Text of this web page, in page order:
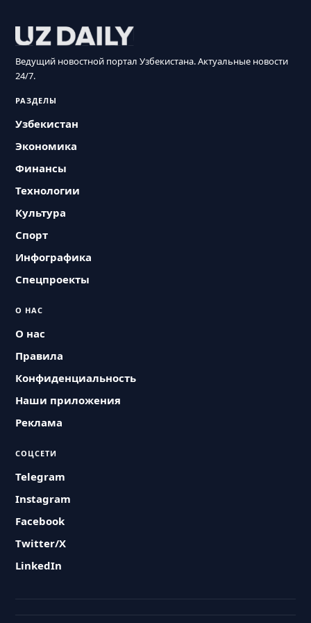
Ведущий новостной портал Узбекистана. Актуальные новости
24/7.
РАЗДЕЛЫ
Узбекистан
Экономика
Финансы
Технологии
Культура
Спорт
Инфографика
Спецпроекты
О НАС
О нас
Правила
Конфиденциальность
Наши приложения
Реклама
СОЦСЕТИ
Telegram
Instagram
Facebook
Twitter/X
LinkedIn